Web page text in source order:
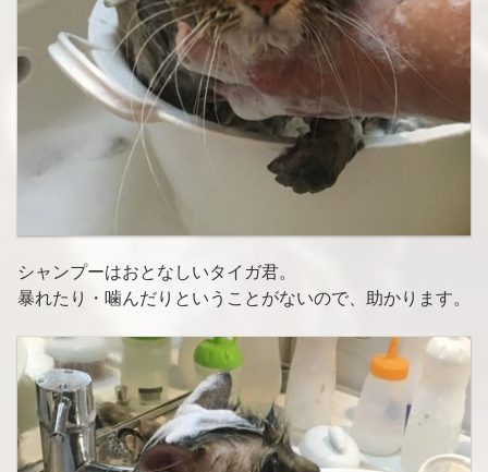
シャンプーはおとなしいタイガ君。
暴れたり・噛んだりということがないので、助かります。